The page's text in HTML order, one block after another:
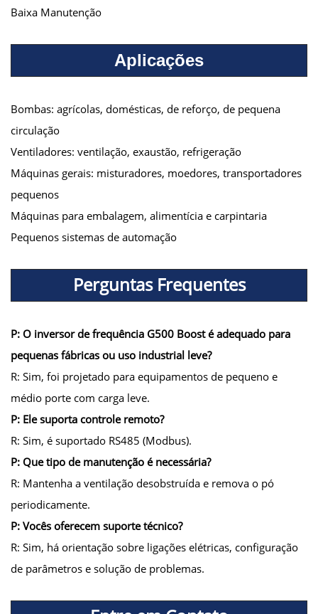
Baixa Manutenção
Aplicações
Bombas: agrícolas, domésticas, de reforço, de pequena
circulação
Ventiladores: ventilação, exaustão, refrigeração
Máquinas gerais: misturadores, moedores, transportadores
pequenos
Máquinas para embalagem, alimentícia e carpintaria
Pequenos sistemas de automação
Perguntas Frequentes
P: O inversor de frequência G500 Boost é adequado para
pequenas fábricas ou uso industrial leve?
R: Sim, foi projetado para equipamentos de pequeno e
médio porte com carga leve.
P: Ele suporta controle remoto?
R: Sim, é suportado RS485 (Modbus).
P: Que tipo de manutenção é necessária?
R: Mantenha a ventilação desobstruída e remova o pó
periodicamente.
P: Vocês oferecem suporte técnico?
R: Sim, há orientação sobre ligações elétricas, configuração
de parâmetros e solução de problemas.